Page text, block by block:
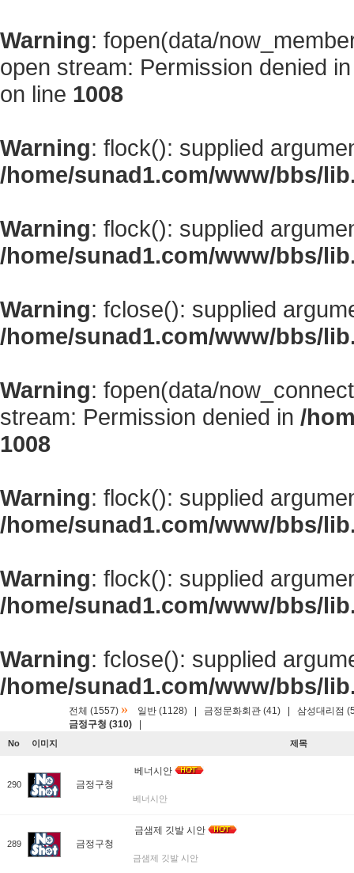
Warning: fopen(data/
open stream: Permission denied
on line 1008
Warning: flock(): supplied
/home/sunad1.com/www/bbs/
Warning: flock(): supplied
/home/sunad1.com/www/bbs/
Warning: fclose(): supplied
/home/sunad1.com/www/bbs/
Warning: fopen(data/
stream: Permission denied in /
1008
Warning: flock(): supplied
/home/sunad1.com/www/bbs/
Warning: flock(): supplied
/home/sunad1.com/www/bbs/
Warning: fclose(): supplied
/home/sunad1.com/www/bbs/
전체 (1557) » 일반 (1128) 금정문화회관 (41)
삼성대리점
금정구청 (310)
No 이미지 제목
290 금정구청
베너시안
베너시안
289 금정구청
금샘제 깃발 시안
금샘제 깃발 시안